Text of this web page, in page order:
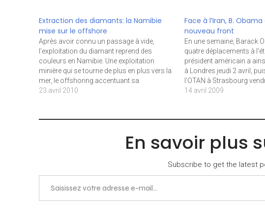
Extraction des diamants: la Namibie
mise sur le offshore
Après avoir connu un passage à vide,
l’exploitation du diamant reprend des
couleurs en Namibie. Une exploitation
minière qui se tourne de plus en plus vers la
mer, le offshoring accentuant sa
prééminence dans l’exploitation du précieux
diamants, en Namibie. Déjà…
23 avril 2010
Face à l’Iran, B.
nouveau front
En une semaine, Barack
quatre déplacements à
président américain a
à Londres jeudi 2 avril,
l’OTAN à Strasbourg
avant de se rendre ce
14 avril 2009
En savoir plus
Subscribe to get the latest
Saisissez votre adresse e-mail…